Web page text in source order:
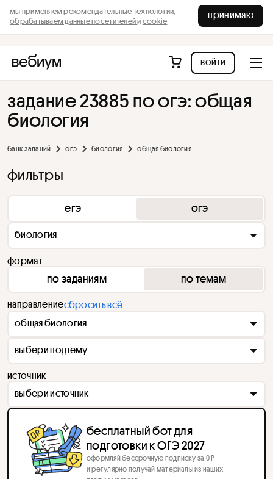
мы применяемрекомендательные технологии,
обрабатываем данные посетителейи cookie
принимаю
войти
задание 23885 по огэ: общая
биология
банк заданий огэ биология общая биология
фильтры
егэ огэ
биология
формат
по заданиям по темам
направлениесбросить всё
общая биология
выбери подтему
источник
выбери источник
бесплатный бот для
подготовки к ОГЭ 2027
оформляй бессрочную подписку за 0 ₽
и регулярно получай материалы из наших